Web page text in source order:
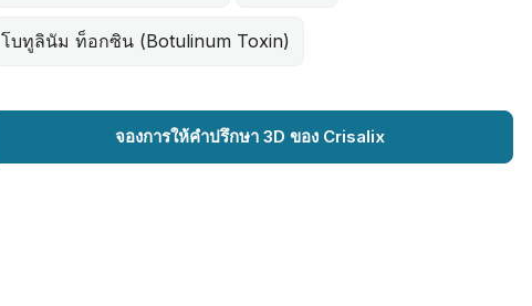
โบทูลินัม ท็อกซิน (Botulinum Toxin)
จองการให้คำปรึกษา 3D ของ Crisalix